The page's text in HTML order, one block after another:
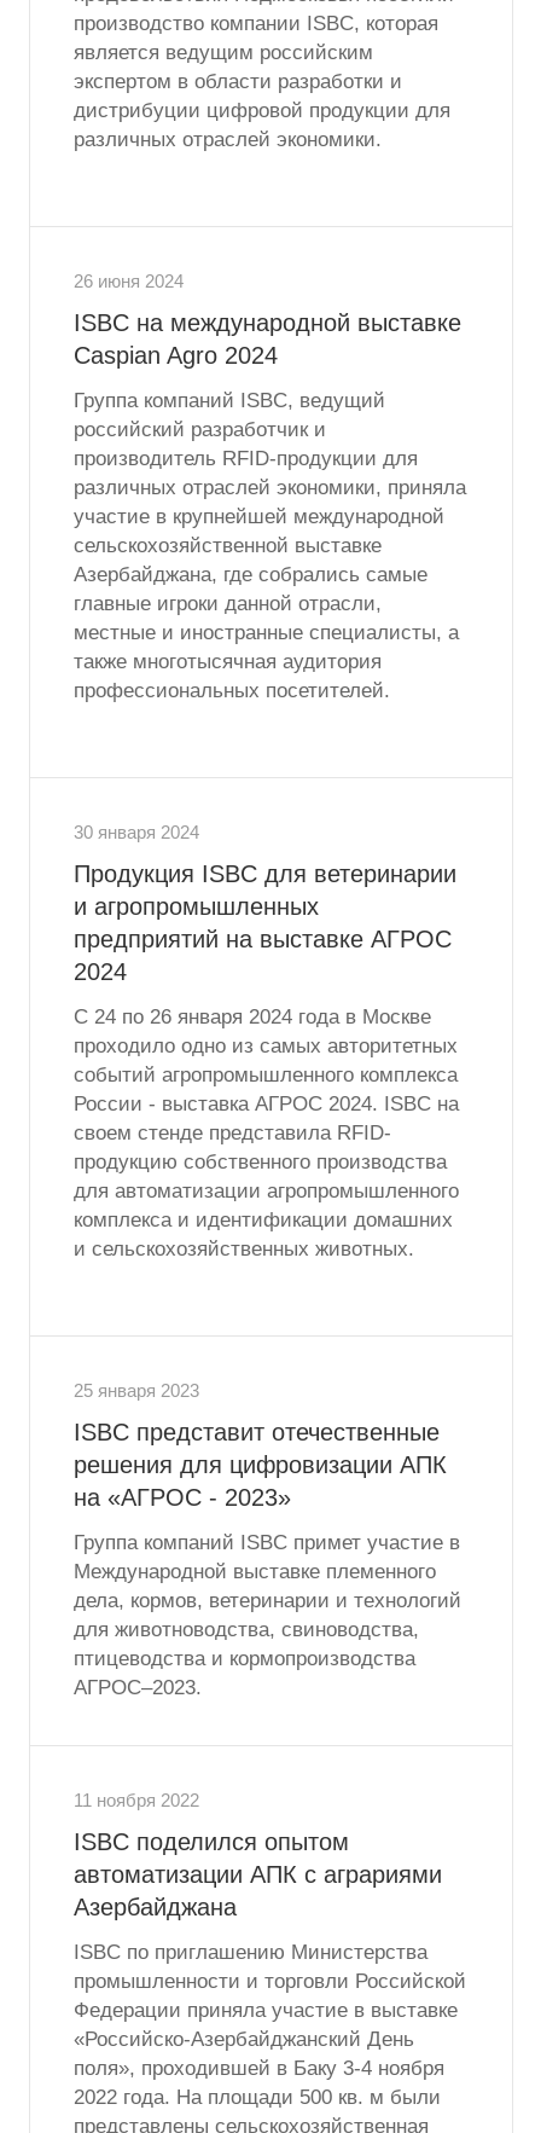
производство компании ISBC, которая
является ведущим российским
экспертом в области разработки и
дистрибуции цифровой продукции для
различных отраслей экономики.
26 июня 2024
ISBC на международной выставке
Caspian Agro 2024
Группа компаний ISBC, ведущий
российский разработчик и
производитель RFID-продукции для
различных отраслей экономики, приняла
участие в крупнейшей международной
сельскохозяйственной выставке
Азербайджана, где собрались самые
главные игроки данной отрасли,
местные и иностранные специалисты, а
также многотысячная аудитория
профессиональных посетителей.
30 января 2024
Продукция ISBC для ветеринарии
и агропромышленных
предприятий на выставке АГРОС
2024
С 24 по 26 января 2024 года в Москве
проходило одно из самых авторитетных
событий агропромышленного комплекса
России - выставка АГРОС 2024. ISBC на
своем стенде представила RFID-
продукцию собственного производства
для автоматизации агропромышленного
комплекса и идентификации домашних
и сельскохозяйственных животных.
25 января 2023
ISBC представит отечественные
решения для цифровизации АПК
на «АГРОС - 2023»
Группа компаний ISBC примет участие в
Международной выставке племенного
дела, кормов, ветеринарии и технологий
для животноводства, свиноводства,
птицеводства и кормопроизводства
АГРОС–2023.
11 ноября 2022
ISBC поделился опытом
автоматизации АПК с аграриями
Азербайджана
ISBC по приглашению Министерства
промышленности и торговли Российской
Федерации приняла участие в выставке
«Российско-Азербайджанский День
поля», проходившей в Баку 3-4 ноября
2022 года. На площади 500 кв. м были
представлены сельскохозяйственная